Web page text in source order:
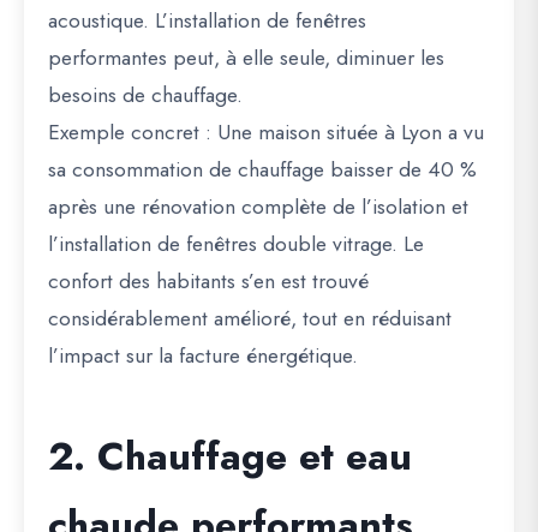
acoustique. L’installation de fenêtres
performantes peut, à elle seule, diminuer les
besoins de chauffage.
Exemple concret : Une maison située à Lyon a vu
sa consommation de chauffage baisser de 40 %
après une rénovation complète de l’isolation et
l’installation de fenêtres double vitrage. Le
confort des habitants s’en est trouvé
considérablement amélioré, tout en réduisant
l’impact sur la facture énergétique.
2. Chauffage et eau